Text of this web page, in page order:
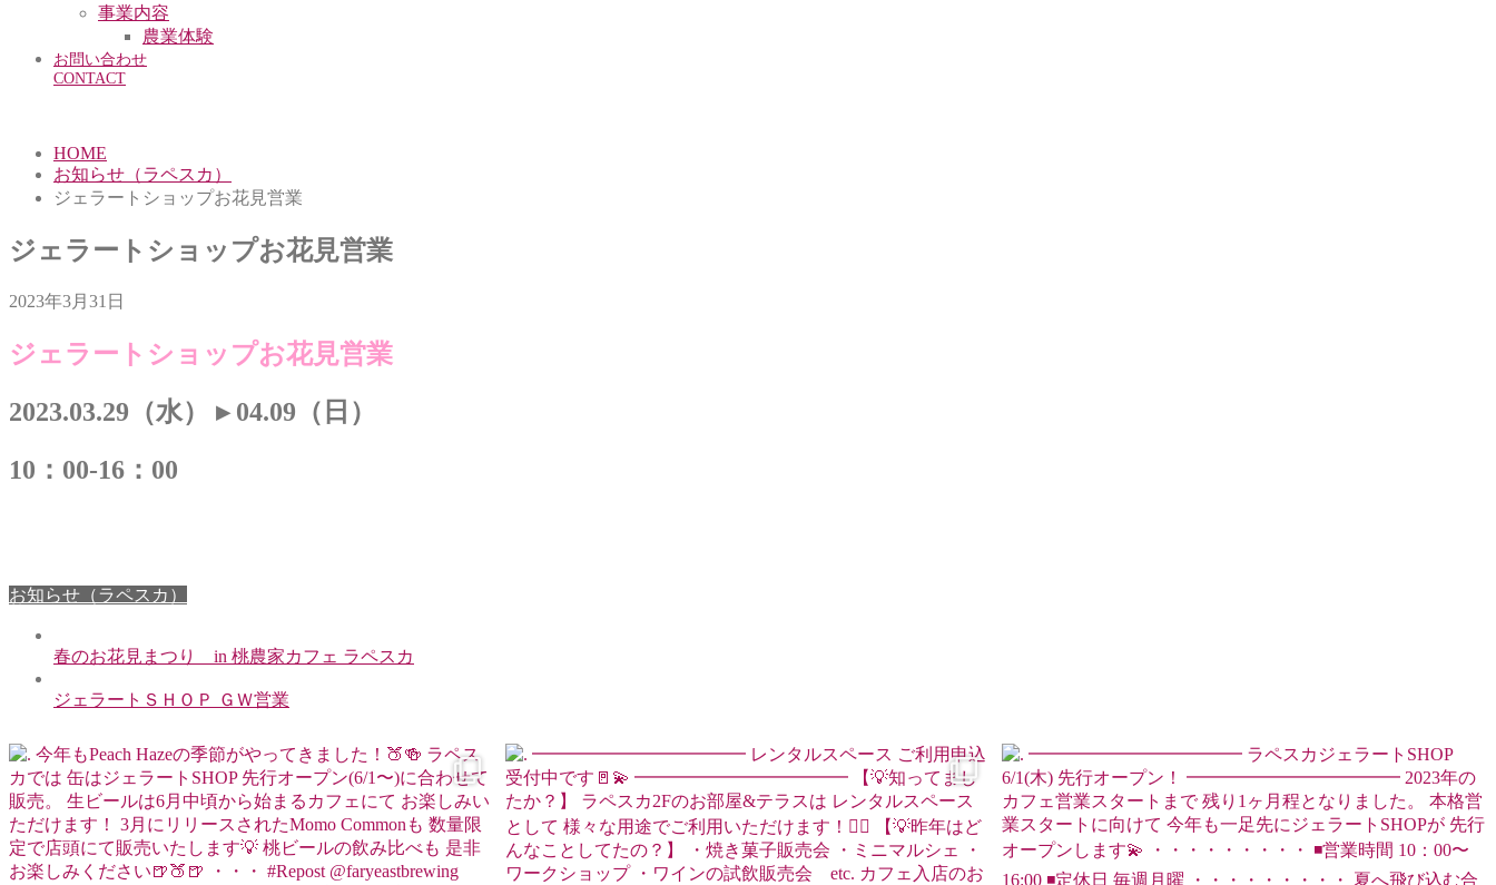
事業内容
農業体験
お問い合わせ
CONTACT
HOME
お知らせ（ラペスカ）
ジェラートショップお花見営業
ジェラートショップお花見営業
2023年3月31日
ジェラートショップお花見営業
2023.03.29（水） ▸ 04.09（日）
10：00-16：00
お知らせ（ラペスカ）
春のお花見まつり in 桃農家カフェ ラペスカ
ジェラートＳＨＯＰ ＧＷ営業